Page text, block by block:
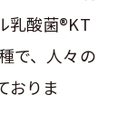
乳酸菌®KT
で、人々の
おりま